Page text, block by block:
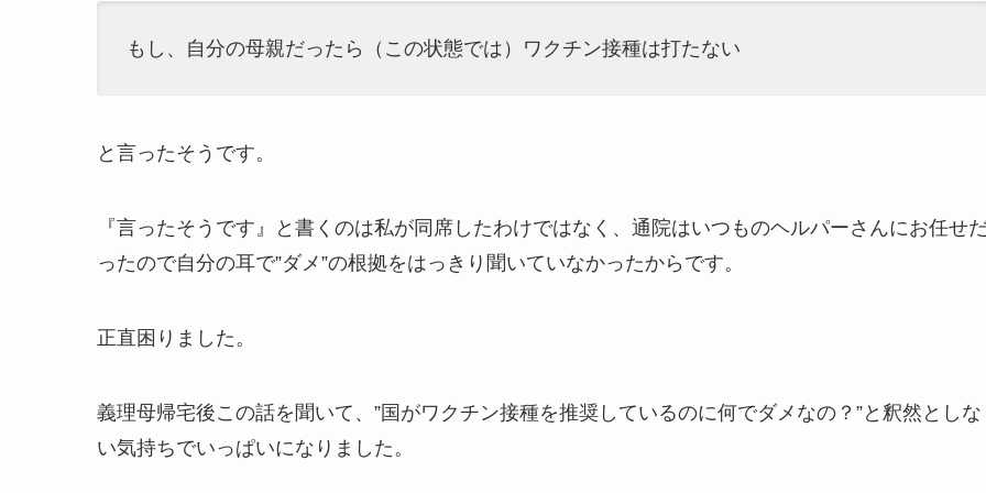
もし、自分の母親だったら（この状態では）ワクチン接種は打たない
と言ったそうです。
『言ったそうです』と書くのは私が同席したわけではなく、通院はいつものヘルパーさんにお任せ
ったので自分の耳で”ダメ”の根拠をはっきり聞いていなかったからです。
正直困りました。
義理母帰宅後この話を聞いて、”国がワクチン接種を推奨しているのに何でダメなの？”と釈然としな
い気持ちでいっぱいになりました。